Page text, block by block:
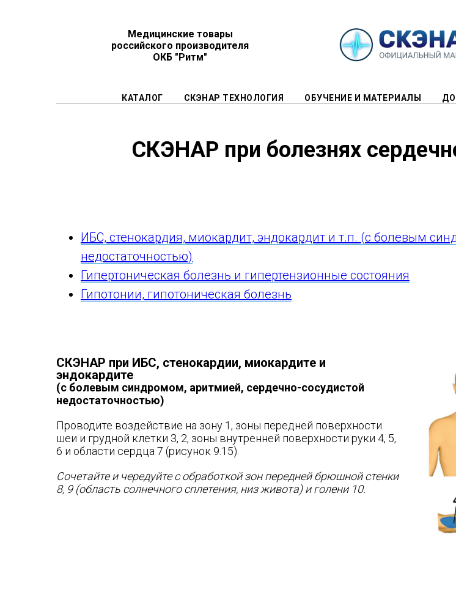
Медицинские товары
российского производителя
ОКБ "Ритм"
КАТАЛОГ СКЭНАР ТЕХНОЛОГИЯ ОБУЧЕНИЕ И МАТЕРИАЛЫ
СКЭНАР при болезнях
ИБС, стенокардия, миокардит, эндокардит и т.п. (с болевым
недостаточностью)
Гипертоническая болезнь и гипертензионные состояния
Гипотонии, гипотоническая болезнь
СКЭНАР при ИБС, стенокардии, миокардите и
эндокардите
(с болевым синдромом, аритмией, сердечно-сосудистой
недостаточностью)
Проводите воздействие на зону 1, зоны передней поверхности
шеи и грудной клетки 3, 2, зоны внутренней поверхности руки 4, 5,
6 и области сердца 7 (рисунок 9.15).
Сочетайте и чередуйте с обработкой зон передней брюшной стенки
8, 9 (область солнечного сплетения, низ живота) и голени 10.